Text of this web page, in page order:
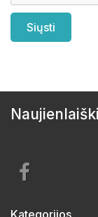
Kategorijos